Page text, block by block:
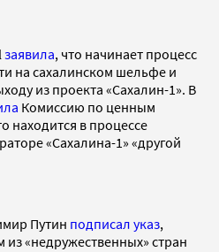
заявила, что начинает процесс
на сахалинском шельфе и
из проекта «Сахалин-1». В
Комиссию по ценным
находится в процессе
«Сахалина-1» «другой
Путин подписал указ,
«недружественных» стран